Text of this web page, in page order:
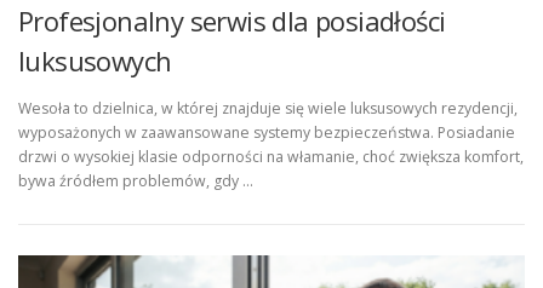
Profesjonalny serwis dla posiadłości
luksusowych
Wesoła to dzielnica, w której znajduje się wiele luksusowych rezydencji,
wyposażonych w zaawansowane systemy bezpieczeństwa. Posiadanie
drzwi o wysokiej klasie odporności na włamanie, choć zwiększa komfort,
bywa źródłem problemów, gdy …